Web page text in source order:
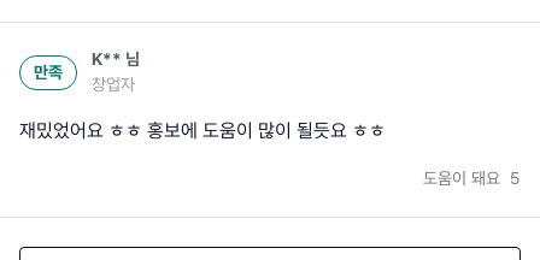
만족
K** 님
창업자
재밌었어요 ㅎㅎ 홍보에 도움이 많이 될듯요 ㅎㅎ
도움이 돼요 5